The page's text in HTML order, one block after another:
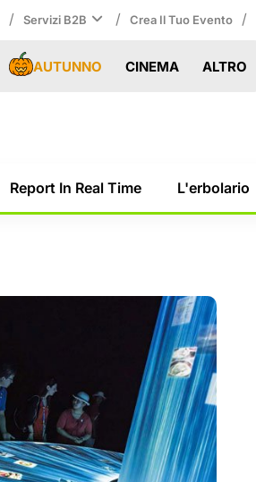
/ Servizi B2B / Crea Il Tuo Evento /
AUTUNNO CINEMA ALTRO
Report In Real Time L'erbolario